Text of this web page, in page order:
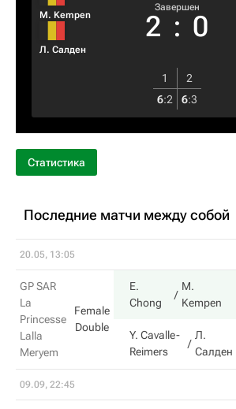
M. Kempen
Л. Салден
Завершен
2 : 0
1
2
6:2 6:3
Статистика
Последние матчи между собой
20.05, 13:05
GP SAR
La
Princesse
Lalla
Meryem
Female
Double
E.
Chong
M.
Kempen
Y. Cavalle-
Reimers
Л.
Салден
09.09, 22:45